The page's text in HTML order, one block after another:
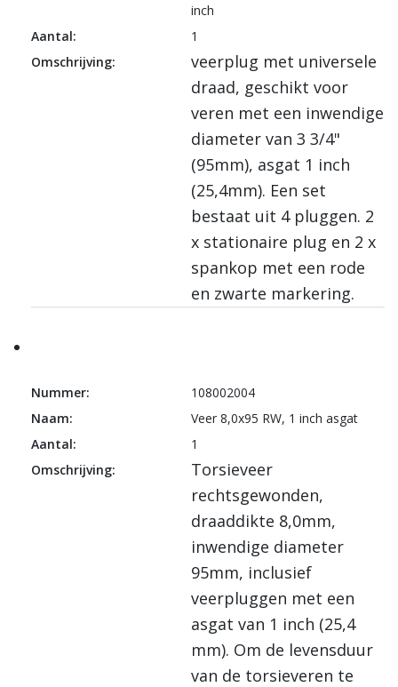
inch
Aantal:
1
Omschrijving:
veerplug met universele
draad, geschikt voor
veren met een inwendige
diameter van 3 3/4"
(95mm), asgat 1 inch
(25,4mm). Een set
bestaat uit 4 pluggen. 2
x stationaire plug en 2 x
spankop met een rode
en zwarte markering.
Nummer:
108002004
Naam:
Veer 8,0x95 RW, 1 inch asgat
Aantal:
1
Omschrijving:
Torsieveer
rechtsgewonden,
draaddikte 8,0mm,
inwendige diameter
95mm, inclusief
veerpluggen met een
asgat van 1 inch (25,4
mm). Om de levensduur
van de torsieveren te